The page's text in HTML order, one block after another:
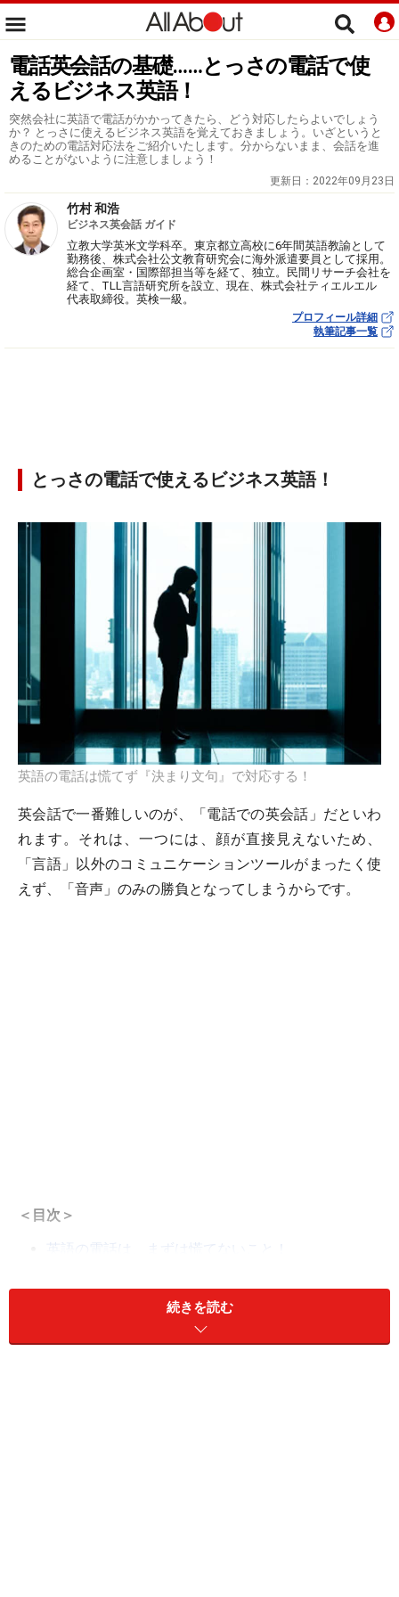
電話英会話の基礎……とっさの電話で使
えるビジネス英語！
突然会社に英語で電話がかかってきたら、どう対応したらよいでしょう
か？ とっさに使えるビジネス英語を覚えておきましょう。いざというと
きのための電話対応法をご紹介いたします。分からないまま、会話を進
めることがないように注意しましょう！
更新日： 2022年09月23日
竹村 和浩
ビジネス英会話 ガイド
立教大学英米文学科卒。東京都立高校に6年間英語教諭として
勤務後、株式会社公文教育研究会に海外派遣要員として採用。
総合企画室・国際部担当等を経て、独立。民間リサーチ会社を
経て、TLL言語研究所を設立、現在、株式会社ティエルエル
代表取締役。英検一級。
プロフィール詳細
執筆記事一覧
とっさの電話で使えるビジネス英語！
英語の電話は慌てず『決まり文句』で対応する！
英会話で一番難しいのが、「電話での英会話」だといわ
れます。それは、一つには、顔が直接見えないため、
「言語」以外のコミュニケーションツールがまったく使
えず、「音声」のみの勝負となってしまうからです。
＜目次＞
英語の電話は、まずは慌てないこと！
初期対応をマニュアル化しておく！
続きを読む